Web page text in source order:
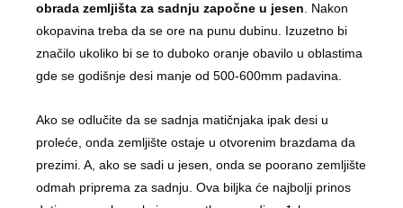
obrada zemljišta za sadnju započne u jesen . Nakon
okopavina treba da se ore na punu dubinu. Izuzetno bi
značilo ukoliko bi se to duboko oranje obavilo u oblastima
gde se godišnje desi manje od 500-600mm padavina.
Ako se odlučite da se sadnja matičnjaka ipak desi u
proleće, onda zemljište ostaje u otvorenim brazdama da
prezimi. A, ako se sadi u jesen, onda se poorano zemljište
odmah priprema za sadnju. Ova biljka će najbolji prinos